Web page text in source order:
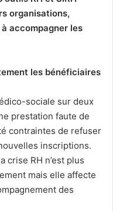
organisations,
accompagner les
les bénéficiaires
sociale sur deux
prestation faute de
contraintes de refuser
inscriptions.
crise RH n’est plus
mais elle affecte
des